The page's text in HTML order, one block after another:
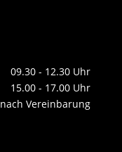
09.30 - 12.30 Uhr
15.00 - 17.00 Uhr
nach Vereinbarung